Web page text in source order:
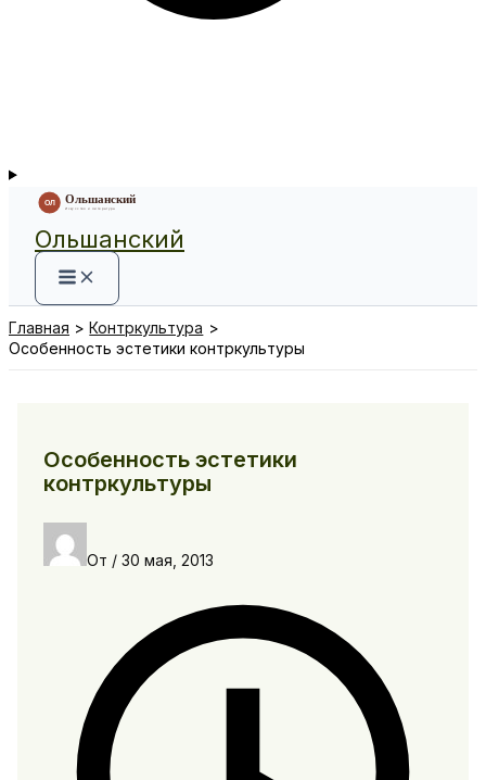
Ольшанский
Главная
Контркультура
Особенность эстетики контркультуры
Особенность эстетики
контркультуры
От / 30 мая, 2013